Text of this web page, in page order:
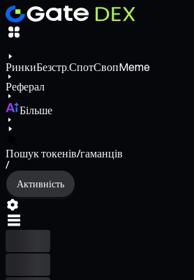
РинкиБезстр.СпотСвопMeme
Реферал
Більше
Пошук токенів/гаманців
/
Активність